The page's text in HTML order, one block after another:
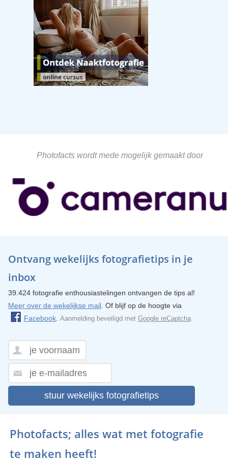
Photofacts wordt mede mogelijk gemaakt door
Ontvang wekelijks fotografietips in je
inbox
39.424 fotografie enthousiastelingen ontvangen de tips al!
Meer over de wekelijkse mail. Of blijf op de hoogte via
Facebook. Aanmelding beveiligd met Google reCaptcha.
stuur wekelijks fotografietips
Photofacts; alles wat met fotografie
te maken heeft!